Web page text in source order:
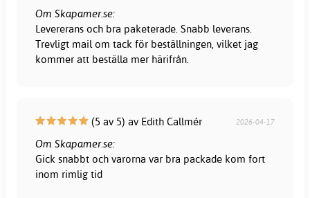
Om Skapamer.se:
Levererans och bra paketerade. Snabb leverans.
Trevligt mail om tack för beställningen, vilket jag
kommer att beställa mer härifrån.
(5 av 5) av Edith Callmér 2026-04-17
Om Skapamer.se:
Gick snabbt och varorna var bra packade kom fort
inom rimlig tid